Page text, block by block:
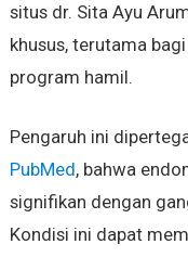
situs dr. Sita Ayu
khusus, terutama
program hamil.
Pengaruh ini
PubMed, bahwa
signifikan dengan
Kondisi ini dapat